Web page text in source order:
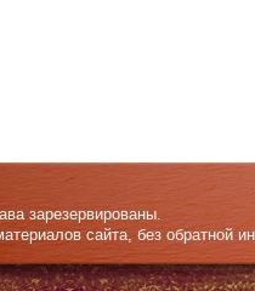
зарезервированы.
сайта, без обратной